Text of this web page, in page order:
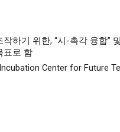
하기 위한, “시-촉각 융합”
표로 함
Center for Future